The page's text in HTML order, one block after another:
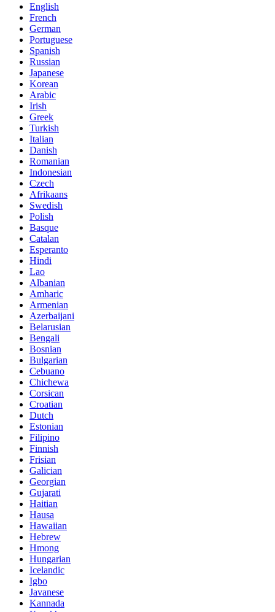
English
French
German
Portuguese
Spanish
Russian
Japanese
Korean
Arabic
Irish
Greek
Turkish
Italian
Danish
Romanian
Indonesian
Czech
Afrikaans
Swedish
Polish
Basque
Catalan
Esperanto
Hindi
Lao
Albanian
Amharic
Armenian
Azerbaijani
Belarusian
Bengali
Bosnian
Bulgarian
Cebuano
Chichewa
Corsican
Croatian
Dutch
Estonian
Filipino
Finnish
Frisian
Galician
Georgian
Gujarati
Haitian
Hausa
Hawaiian
Hebrew
Hmong
Hungarian
Icelandic
Igbo
Javanese
Kannada